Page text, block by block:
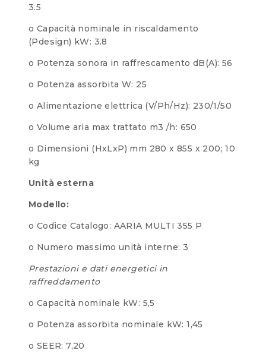
3.5
o Capacità nominale in riscaldamento
(Pdesign) kW: 3.8
o Potenza sonora in raffrescamento dB(A): 56
o Potenza assorbita W: 25
o Alimentazione elettrica (V/Ph/Hz): 230/1/50
o Volume aria max trattato m3 /h: 650
o Dimensioni (HxLxP) mm 280 x 855 x 200; 10
kg
Unità esterna
Modello:
o Codice Catalogo: AARIA MULTI 355 P
o Numero massimo unità interne: 3
Prestazioni e dati energetici in
raffreddamento
o Capacità nominale kW: 5,5
o Potenza assorbita nominale kW: 1,45
o SEER: 7,20